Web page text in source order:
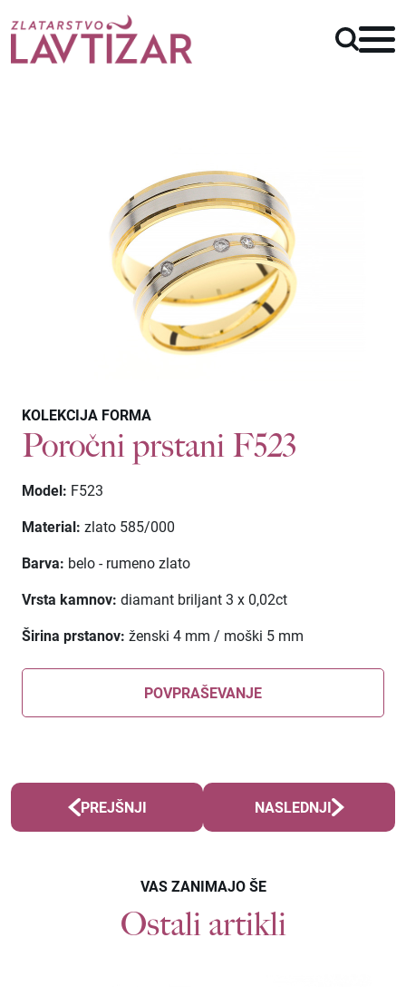
KOLEKCIJA FORMA
Poročni prstani F523
Model: F523
Material: zlato 585/000
Barva: belo - rumeno zlato
Vrsta kamnov: diamant briljant 3 x 0,02ct
Širina prstanov: ženski 4 mm / moški 5 mm
POVPRAŠEVANJE
PREJŠNJI NASLEDNJI
VAS ZANIMAJO ŠE
Ostali artikli